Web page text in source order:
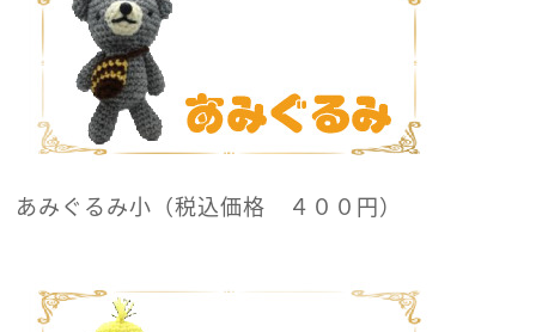
あみぐるみ小（税込価格 ４００円）